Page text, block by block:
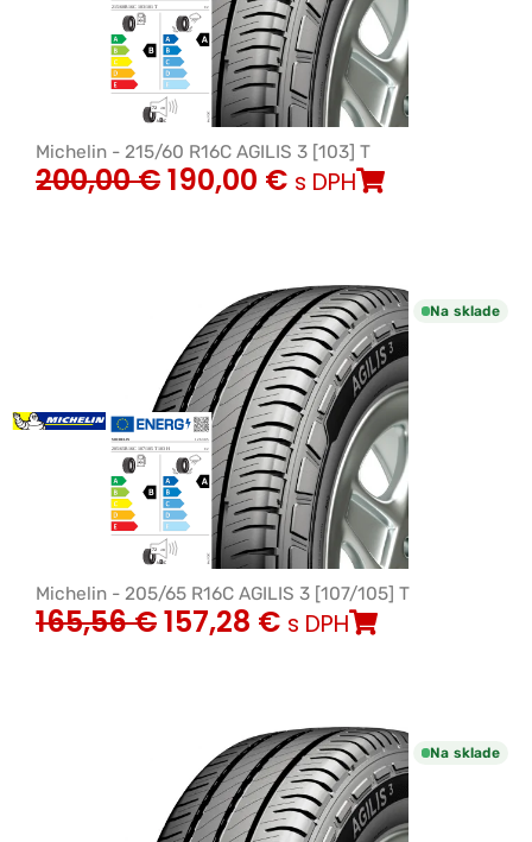
Michelin - 215/60 R16C AGILIS 3 [103] T
200,00€190,00 € s DPH
Na sklade
Michelin - 205/65 R16C AGILIS 3 [107/105] T
165,56€157,28 € s DPH
Na sklade